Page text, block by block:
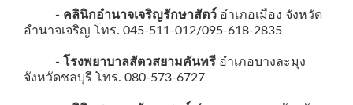
- คลินิกอำนาจเจริญรักษาสัตว์ อำเภอเมือง จังหวัด
อำนาจเจริญ โทร. 045-511-012/095-618-2835
- โรงพยาบาลสัตวสยามคันทรี อำเภอบางละมุง
จังหวัดชลบุรี โทร. 080-573-6727